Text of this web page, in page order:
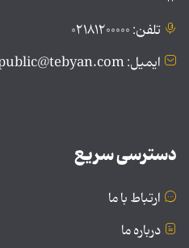
تلفن: ۰۲۱۸۱۲۰۰۰۰۰
ایمیل: public@tebyan.com
دسترسی سریع
ارتباط با ما
درباره ما